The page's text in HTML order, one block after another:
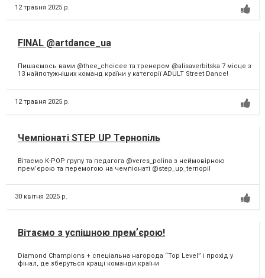
12 травня 2025 р.
FINAL @artdance_ua
Пишаємось вами @thee_choicee та тренером @alisaverbitska 7 місце з
13 найпотужніших команд країни у категорії ADULT Street Dance!
12 травня 2025 р.
Чемпіонаті STEP UP Тернопіль
Вітаємо K-POP групу та педагога @veres_polina з неймовірною
премʼєрою та перемогою на чемпіонаті @step_up_ternopil
30 квітня 2025 р.
Вітаємо з успішною премʼєрою!
Diamond Champions + спеціальна нагорода “Top Level” і прохід у
фінал, де зберуться кращі команди країни